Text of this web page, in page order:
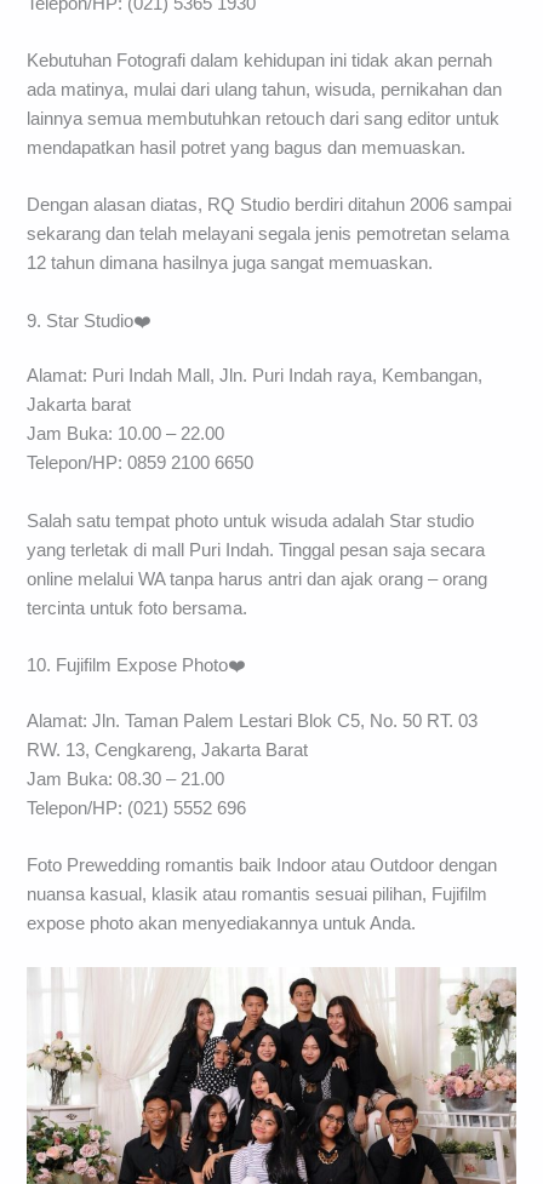
Kebutuhan Fotografi dalam kehidupan ini tidak akan pernah
ada matinya, mulai dari ulang tahun, wisuda, pernikahan dan
lainnya semua membutuhkan retouch dari sang editor untuk
mendapatkan hasil potret yang bagus dan memuaskan.
Dengan alasan diatas, RQ Studio berdiri ditahun 2006 sampai
sekarang dan telah melayani segala jenis pemotretan selama
12 tahun dimana hasilnya juga sangat memuaskan.
9. Star Studio❤️
Alamat: Puri Indah Mall, Jln. Puri Indah raya, Kembangan,
Jakarta barat
Jam Buka: 10.00 – 22.00
Telepon/HP: 0859 2100 6650
Salah satu tempat photo untuk wisuda adalah Star studio
yang terletak di mall Puri Indah. Tinggal pesan saja secara
online melalui WA tanpa harus antri dan ajak orang – orang
tercinta untuk foto bersama.
10. Fujifilm Expose Photo❤️
Alamat: Jln. Taman Palem Lestari Blok C5, No. 50 RT. 03
RW. 13, Cengkareng, Jakarta Barat
Jam Buka: 08.30 – 21.00
Telepon/HP: (021) 5552 696
Foto Prewedding romantis baik Indoor atau Outdoor dengan
nuansa kasual, klasik atau romantis sesuai pilihan, Fujifilm
expose photo akan menyediakannya untuk Anda.